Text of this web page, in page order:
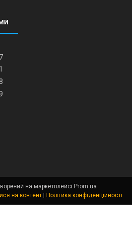
на маркетплейсі Prom.ua
на контент | Політика конфіденційності